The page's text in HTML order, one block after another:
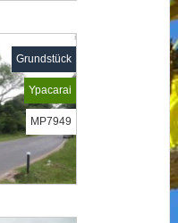
Grundstück
Ypacarai
MP7949